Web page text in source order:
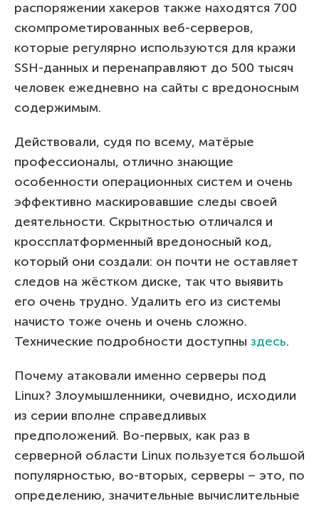
распоряжении хакеров также находятся 700
скомпрометированных веб-серверов,
которые регулярно используются для кражи
SSH-данных и перенаправляют до 500 тысяч
человек ежедневно на сайты с вредоносным
содержимым.
Действовали, судя по всему, матёрые
профессионалы, отлично знающие
особенности операционных систем и очень
эффективно маскировавшие следы своей
деятельности. Скрытностью отличался и
кроссплатформенный вредоносный код,
который они создали: он почти не оставляет
следов на жёстком диске, так что выявить
его очень трудно. Удалить его из системы
начисто тоже очень и очень сложно.
Технические подробности доступны здесь.
Почему атаковали именно серверы под
Linux? Злоумышленники, очевидно, исходили
из серии вполне справедливых
предположений. Во-первых, как раз в
серверной области Linux пользуется большой
популярностью, во-вторых, серверы – это, по
определению, значительные вычислительные